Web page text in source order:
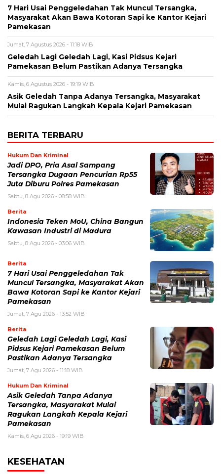
7 Hari Usai Penggeledahan Tak Muncul Tersangka,
Masyarakat Akan Bawa Kotoran Sapi ke Kantor Kejari
Pamekasan
Jumat, 7 Agustus 2026 - 11:18 WIB
Geledah Lagi Geledah Lagi, Kasi Pidsus Kejari
Pamekasan Belum Pastikan Adanya Tersangka
Kamis, 6 Agustus 2026 - 19:19 WIB
Asik Geledah Tanpa Adanya Tersangka, Masyarakat
Mulai Ragukan Langkah Kepala Kejari Pamekasan
BERITA TERBARU
Hukum Dan Kriminal
Jadi DPO, Pria Asal Sampang
Tersangka Dugaan Pencurian Rp55
Juta Diburu Polres Pamekasan
Sabtu, 8 Agu 2026 - 08:58 WIB
Berita
Indonesia Teken MoU, China Bangun
Kawasan Industri di Madura
Sabtu, 8 Agu 2026 - 03:06 WIB
Berita
7 Hari Usai Penggeledahan Tak
Muncul Tersangka, Masyarakat Akan
Bawa Kotoran Sapi ke Kantor Kejari
Pamekasan
Jumat, 7 Agu 2026 - 13:52 WIB
Berita
Geledah Lagi Geledah Lagi, Kasi
Pidsus Kejari Pamekasan Belum
Pastikan Adanya Tersangka
Jumat, 7 Agu 2026 - 11:18 WIB
Hukum Dan Kriminal
Asik Geledah Tanpa Adanya
Tersangka, Masyarakat Mulai
Ragukan Langkah Kepala Kejari
Pamekasan
Kamis, 6 Agu 2026 - 19:19 WIB
KESEHATAN